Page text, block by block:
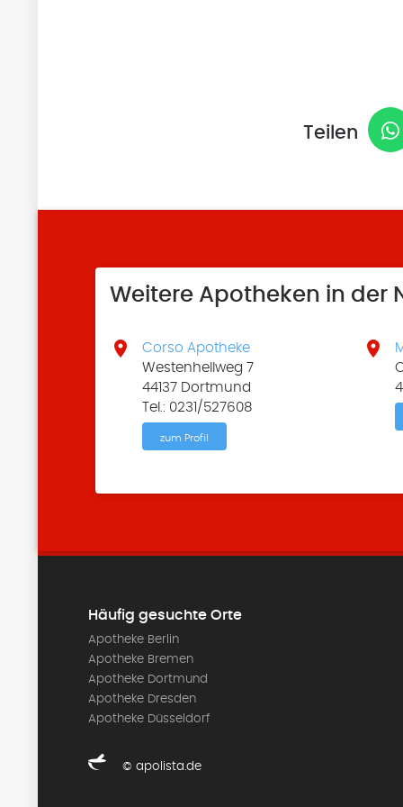
Teilen
Weitere Apotheken in der

Corso Apotheke
Westenhellweg 7
44137 Dortmund
Tel.: 0231/527608
zum Profil

Häufig gesuchte Orte
Apotheke Berlin
Apotheke Bremen
Apotheke Dortmund
Apotheke Dresden
Apotheke Düsseldorf
© apolista.de